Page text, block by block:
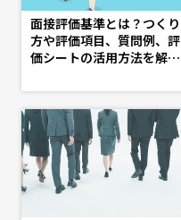
面接評価基準とは？つくり
方や評価項目、質問例、評
価シートの活用方法を解説
想の人事へ、ショートカッ
ト